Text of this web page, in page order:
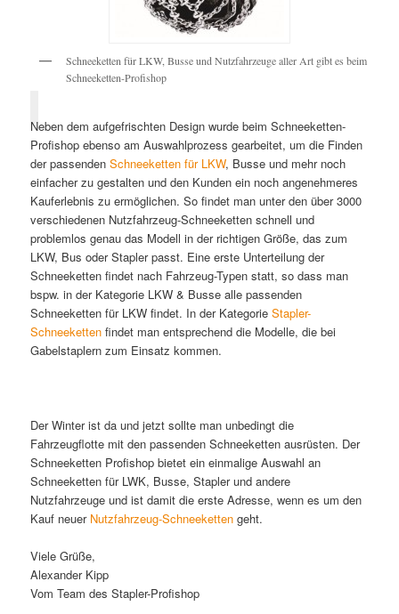
Schneeketten für LKW, Busse und Nutzfahrzeuge aller Art gibt es beim
Schneeketten-Profishop
Neben dem aufgefrischten Design wurde beim Schneeketten-
Profishop ebenso am Auswahlprozess gearbeitet, um die Finden
der passendenSchneeketten für LKW, Busse und mehr noch
einfacher zu gestalten und den Kunden ein noch angenehmeres
Kauferlebnis zu ermöglichen. So findet man unter den über 3000
verschiedenen Nutzfahrzeug-Schneeketten schnell und
problemlos genau das Modell in der richtigen Größe, das zum
LKW, Bus oder Stapler passt. Eine erste Unterteilung der
Schneeketten findet nach Fahrzeug-Typen statt, so dass man
bspw. in der Kategorie LKW & Busse alle passenden
Schneeketten für LKW findet. In der KategorieStapler-
Schneeketten findet man entsprechend die Modelle, die bei
Gabelstaplern zum Einsatz kommen.
Der Winter ist da und jetzt sollte man unbedingt die
Fahrzeugflotte mit den passenden Schneeketten ausrüsten. Der
Schneeketten Profishop bietet ein einmalige Auswahl an
Schneeketten für LWK, Busse, Stapler und andere
Nutzfahrzeuge und ist damit die erste Adresse, wenn es um den
Kauf neuer Nutzfahrzeug-Schneeketten geht.
Viele Grüße,
Alexander Kipp
Vom Team des Stapler-Profishop